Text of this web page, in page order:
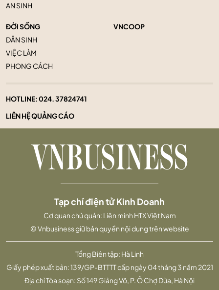
AN SINH
ĐỜI SỐNG
DÂN SINH
VIỆC LÀM
PHONG CÁCH
VNCOOP
HOTLINE:024. 37824741
LIÊN HỆ QUẢNG CÁO
Tổng Biên tập: Hà Linh
Giấy phép xuất bản: 139/GP-BTTTT cấp ngày 04 tháng 3 năm 2021
Địa chỉ Tòa soạn: Số 149 Giảng Võ, P. Ô Chợ Dừa, Hà Nội
Tạp chí điện tử Kinh Doanh
Cơ quan chủ quản: Liên minh HTX Việt Nam
© Vnbusiness giữ bản quyền nội dung trên website